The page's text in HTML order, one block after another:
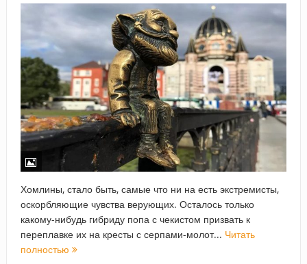
Хомлины, стало быть, самые что ни на есть экстремисты,
оскорбляющие чувства верующих. Осталось только
какому-нибудь гибриду попа с чекистом призвать к
переплавке их на кресты с серпами-молот... Читать
полностью